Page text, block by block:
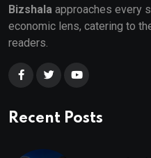
Bizshala approaches every
economic lens, catering to
readers.
Recent Posts